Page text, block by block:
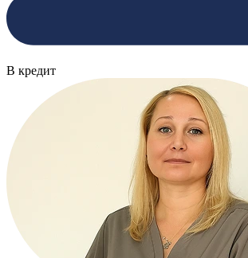
В кредит